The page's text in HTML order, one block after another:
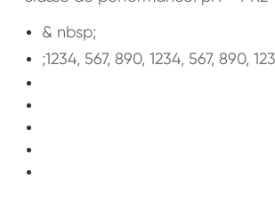
& nbsp;
;1234, 567, 890, 1234, 567, 890,